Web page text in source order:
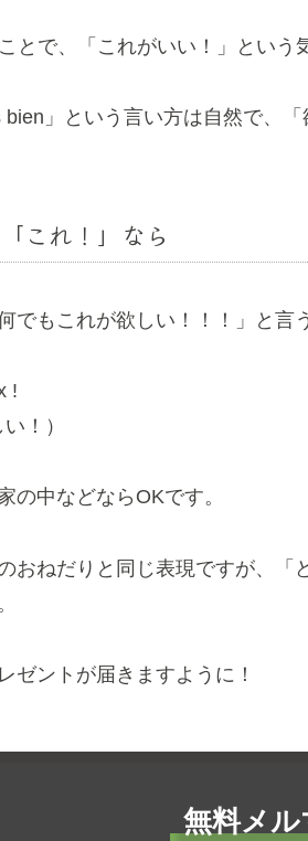
とで、「これがいい！」という
bien」という言い方は自然で、
これ！」なら
でもこれが欲しい！！！」と言
!
！）
の中などならOKです。
おねだりと同じ表現ですが、「
ゼントが届きますように！
無料メル